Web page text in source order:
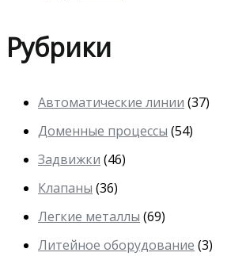
Рубрики
Автоматические линии (37)
Доменные процессы (54)
Задвижки (46)
Клапаны (36)
Легкие металлы (69)
Литейное оборудование (3)